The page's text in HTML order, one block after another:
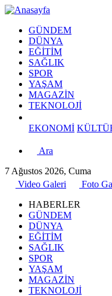
GÜNDEM
DÜNYA
EĞİTİM
SAĞLIK
SPOR
YAŞAM
MAGAZİN
TEKNOLOJİ
EKONOMİ
Ara
7 Ağustos 2026, Cuma
Video Galeri
Foto
HABERLER
GÜNDEM
DÜNYA
EĞİTİM
SAĞLIK
SPOR
YAŞAM
MAGAZİN
TEKNOLOJİ